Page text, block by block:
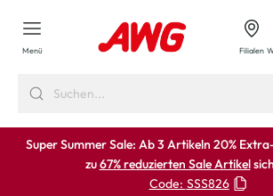
springen
Menü Filialen
Super Summer Sale: Ab 3 Artikeln 20%
zu67% reduzierten Sale Artikel
Code: SSS826